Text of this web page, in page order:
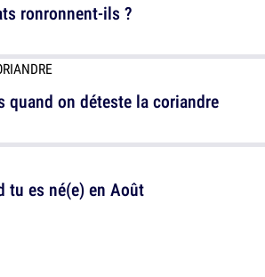
quand on déteste la coriandre
ronronnent-ils ?
tu es né(e) en Août